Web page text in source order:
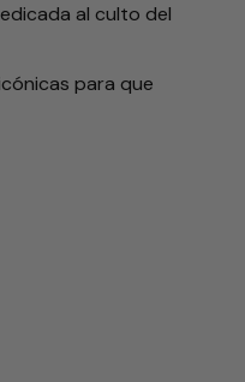
al culto del
para que